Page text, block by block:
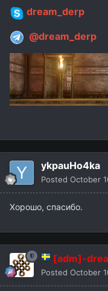
dream_derp
@dream_derp
ykpauHo4ka
Posted October
Хорошо, спасибо.
[adm]-
Posted October